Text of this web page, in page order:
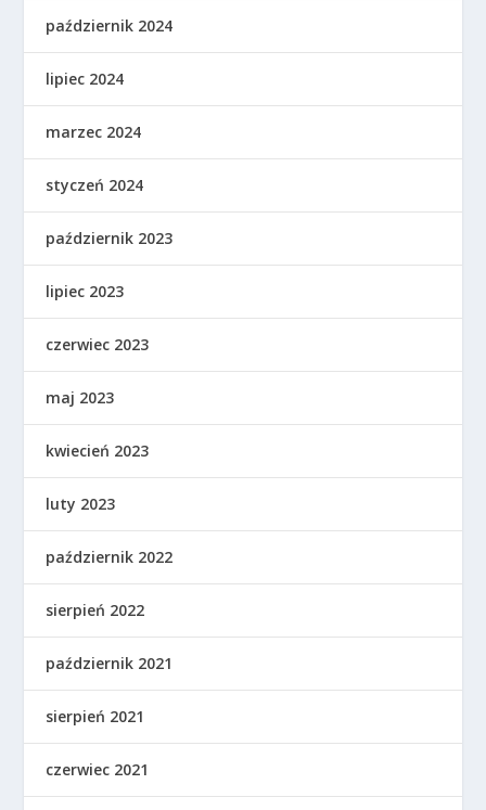
październik 2024
lipiec 2024
marzec 2024
styczeń 2024
październik 2023
lipiec 2023
czerwiec 2023
maj 2023
kwiecień 2023
luty 2023
październik 2022
sierpień 2022
październik 2021
sierpień 2021
czerwiec 2021